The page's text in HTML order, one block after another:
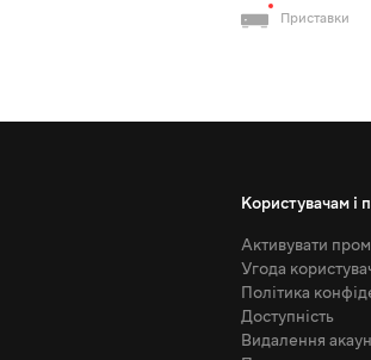
Приставки
Користувачам і
Активувати
Угода
Політика
Доступність
Видалення